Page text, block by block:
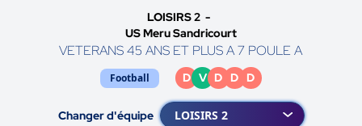
LOISIRS 2 -
US Meru Sandricourt
VETERANS 45 ANS ET PLUS A 7 POULE A
Football D V D D D
Changer d'équipe